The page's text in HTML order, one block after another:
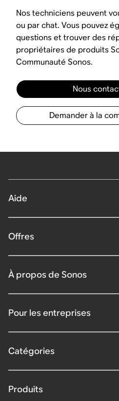
Nos techniciens peuvent
ou par chat. Vous pouvez
questions et trouver des
propriétaires de produits
Communauté Sonos.
Nous
Demander à la
Aide
Offres
À propos de Sonos
Pour les entreprises
Catégories
Produits